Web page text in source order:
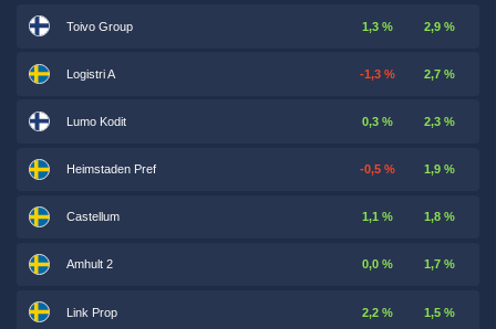
Toivo Group 1,3 % 2,9 %
Logistri A -1,3 % 2,7 %
Lumo Kodit 0,3 % 2,3 %
Heimstaden Pref -0,5 % 1,9 %
Castellum 1,1 % 1,8 %
Amhult 2 0,0 % 1,7 %
Link Prop 2,2 % 1,5 %